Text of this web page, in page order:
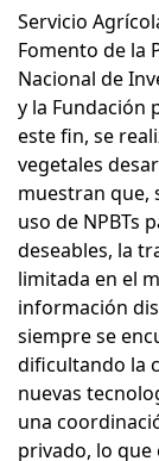
Servicio
Fomento de la
Nacional de
y la Fundación
este fin, se
vegetales
muestran que,
uso de NPBTs
deseables, la
limitada en el
información
siempre se
dificultando la
nuevas
una
privado, lo que